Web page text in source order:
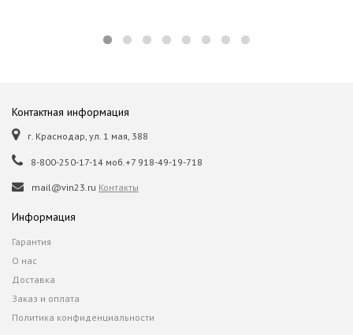
Контактная информация
г. Краснодар, ул. 1 мая, 388
8-800-250-17-14 моб.+7 918-49-19-718
mail@vin23.ru Контакты
Информация
Гарантия
О нас
Доставка
Заказ и оплата
Политика конфиденциальности